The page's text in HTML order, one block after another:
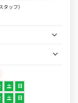
ッフ）
土 日
土 日